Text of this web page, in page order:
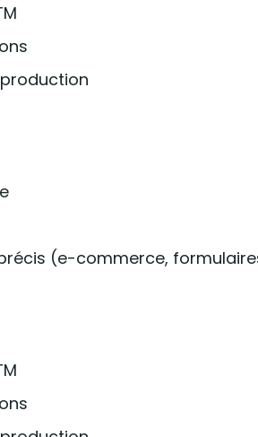
(e-commerce,